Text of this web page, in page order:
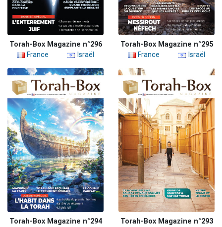
Torah-Box Magazine n°296
France
Israël
Torah-Box Magazine n°295
France
Israël
Torah-Box Magazine n°294
Torah-Box Magazine n°293